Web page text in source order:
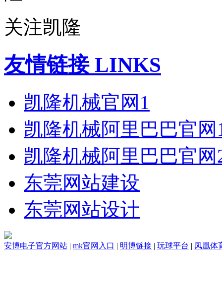
关注凯隆
友情链接 LINKS
凯隆机械官网1
凯隆机械阿里巴巴官网
凯隆机械阿里巴巴官网
东莞网站建设
东莞网站设计
安博电子官方网站 | mk官网入口 | 明博链接 | 玩球平台 | 凤凰体